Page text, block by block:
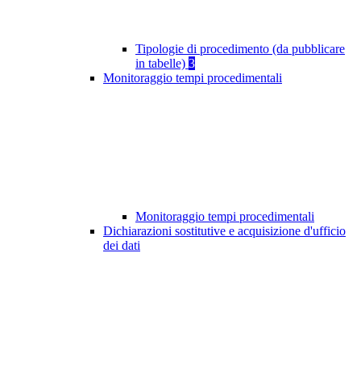
Tipologie di procedimento (da pubblicare
in tabelle) 3
Monitoraggio tempi procedimentali
Monitoraggio tempi procedimentali
Dichiarazioni sostitutive e acquisizione d'ufficio
dei dati